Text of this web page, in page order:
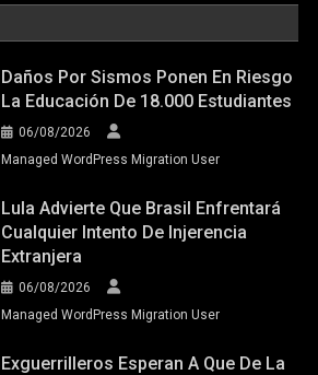
Daños Por Sismos Ponen En Riesgo
La Educación De 18.000 Estudiantes
06/08/2026
Managed WordPress Migration User
Lula Advierte Que Brasil Enfrentará
Cualquier Intento De Injerencia
Extranjera
06/08/2026
Managed WordPress Migration User
Exguerrilleros Esperan A Que De La